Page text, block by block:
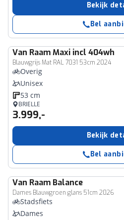
Bekijk
Bel
Van RaamMaxi incl 404wh
Blauwgrijs Mat RAL 7031 53cm 2024
Overig
Unisex
53 cm
BRIELLE
3.999,-
Bekijk
Bel
Van Raam Balance
Dames Blauwgroen glans 51cm 2026
Stadsfiets
Dames